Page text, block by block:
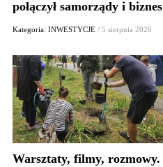
połączył samorządy i biznes
Kategoria: INWESTYCJE / 5 sierpnia 2026
Warsztaty, filmy, rozmowy.